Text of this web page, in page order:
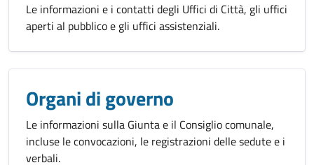
Le informazioni e i contatti degli Uffici di Città, gli uffici
aperti al pubblico e gli uffici assistenziali.
Organi di governo
Le informazioni sulla Giunta e il Consiglio comunale,
incluse le convocazioni, le registrazioni delle sedute e i
verbali.